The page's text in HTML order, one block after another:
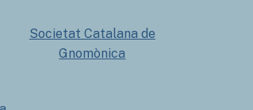
Societat Catalana de
Gnomònica